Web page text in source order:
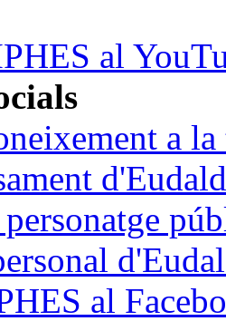
al
a
personatge
al